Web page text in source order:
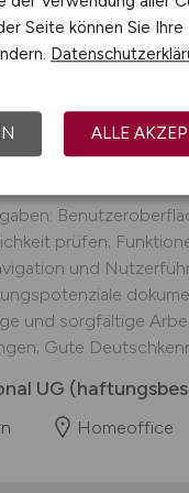
UI-
prüfen;
und
und sorgfältige
Gute
UG
Homeoffice
Seite können Sie Ihre
ALLE